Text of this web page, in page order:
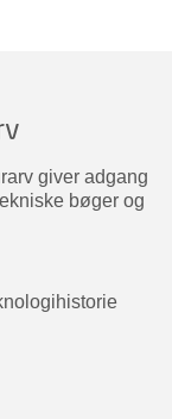
giver adgang
bøger og